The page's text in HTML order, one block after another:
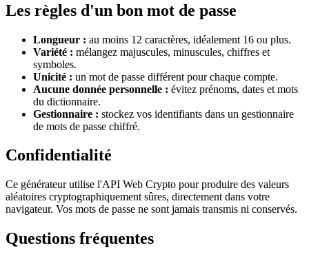
Les règles d'un bon mot de passe
Longueur : au moins 12 caractères, idéalement 16 ou plus.
Variété : mélangez majuscules, minuscules, chiffres et
symboles.
Unicité : un mot de passe différent pour chaque compte.
Aucune donnée personnelle : évitez prénoms, dates et mots
du dictionnaire.
Gestionnaire : stockez vos identifiants dans un gestionnaire
de mots de passe chiffré.
Confidentialité
Ce générateur utilise l'API Web Crypto pour produire des valeurs
aléatoires cryptographiquement sûres, directement dans votre
navigateur. Vos mots de passe ne sont jamais transmis ni conservés.
Questions fréquentes